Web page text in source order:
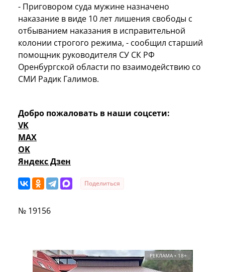
- Приговором суда мужине назначено
наказание в виде 10 лет лишения свободы с
отбыванием наказания в исправительной
колонии строгого режима, - сообщил старший
помощник руководителя СУ СК РФ
Оренбургской области по взаимодействию со
СМИ Радик Галимов.
Добро пожаловать в наши соцсети:
VK
MAX
OK
Яндекс Дзен
Поделиться
№ 19156
РЕКЛАМА • 18+